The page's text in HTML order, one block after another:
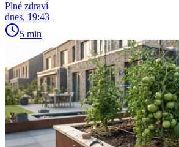
Plné zdraví
dnes, 19:43
5 min